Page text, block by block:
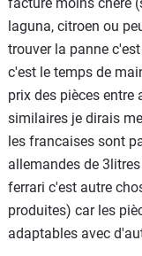
laguna, citroen ou
trouver la panne
c'est le temps de
prix des pièces
similaires je dirais
les francaises sont
allemandes de
ferrari c'est autre
produites) car les
adaptables avec